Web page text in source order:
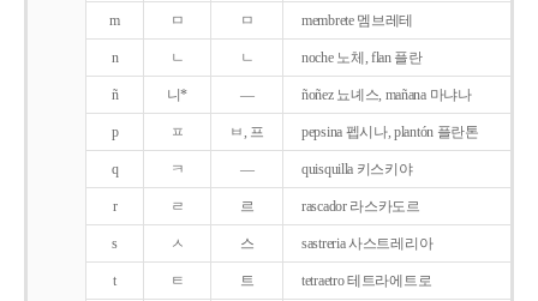
m ㅁ ㅁ membrete 멤브레테
n ㄴ ㄴ noche 노체, flan 플란
ñ 니* ― ñoñez 뇨녜스, mañana 마냐나
p ㅍ ㅂ, 프 pepsina 펩시나, plantón 플란톤
q ㅋ ― quisquilla 키스키야
r ㄹ 르 rascador 라스카도르
s ㅅ 스 sastreria 사스트레리아
t ㅌ 트 tetraetro 테트라에트로